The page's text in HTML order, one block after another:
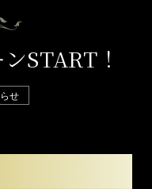
START！
せ